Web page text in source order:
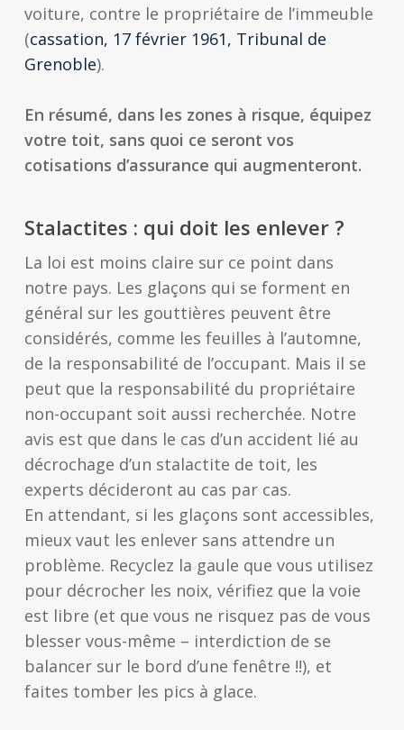
voiture, contre le propriétaire de l’immeuble
(cassation, 17 février 1961, Tribunal de
Grenoble).
En résumé, dans les zones à risque, équipez
votre toit, sans quoi ce seront vos
cotisations d’assurance qui augmenteront.
Stalactites : qui doit les enlever ?
La loi est moins claire sur ce point dans
notre pays. Les glaçons qui se forment en
général sur les gouttières peuvent être
considérés, comme les feuilles à l’automne,
de la responsabilité de l’occupant. Mais il se
peut que la responsabilité du propriétaire
non-occupant soit aussi recherchée. Notre
avis est que dans le cas d’un accident lié au
décrochage d’un stalactite de toit, les
experts décideront au cas par cas.
En attendant, si les glaçons sont accessibles,
mieux vaut les enlever sans attendre un
problème. Recyclez la gaule que vous utilisez
pour décrocher les noix, vérifiez que la voie
est libre (et que vous ne risquez pas de vous
blesser vous-même – interdiction de se
balancer sur le bord d’une fenêtre !!), et
faites tomber les pics à glace.